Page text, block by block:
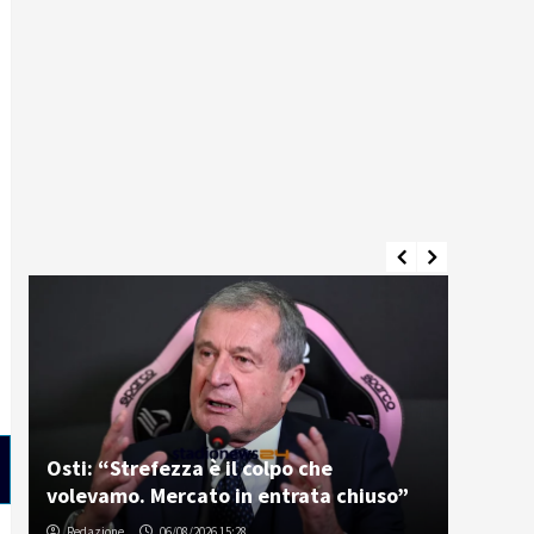
chiuso”
Palermo e Melbourne City, sfida tra
“cugini”: inizia la tournée in Australia